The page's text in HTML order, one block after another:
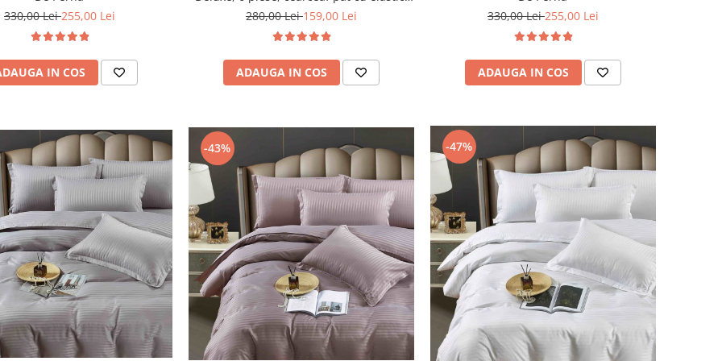
330,00 Lei255,00 Lei
IN COS
Gri Inchis
280,00 Lei159,00 Lei
ADAUGA IN COS
330,00 Lei255,00 Lei
ADAUGA IN COS
-43% -47%